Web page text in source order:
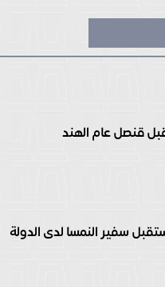
قنصل عام الهند
سفير النمسا لدى الدولة